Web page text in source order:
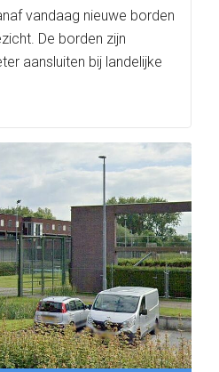
vandaag nieuwe borden
De borden zijn
aansluiten bij landelijke